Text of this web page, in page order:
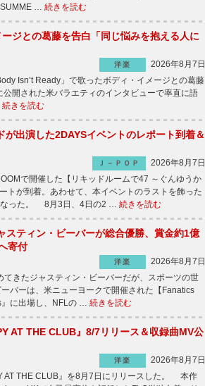
SUMME … 続きを読む
ジとの葛藤を告白「同じ悩みを抱える人に
洋楽
2026年8月7日
Isn’t Ready」で歌ったボディ・イメージとの葛藤
開された米バラエティのインタビューで率直に語
続きを読む
出演した2DAYSイベントのレポート到着＆
Ｊ－ＰＯＰ
2026年8月7日
で開催した【リキッドルームで47 ～ぐんゆうか
トが到着。あわせて、本イベントのラストを飾った
なった。 8月3日、4日の2 … 続きを読む
スティン・ビーバーが総合優勝、賞金約1億
寄付
洋楽
2026年8月7日
きたジャスティン・ビーバーだが、スポーツの世
バーは、米ニューヨークで開催された【Fanatics
』に出場し、NFLの … 続きを読む
AT THE CLUB』8/7リリース＆収録曲MV公
洋楽
2026年8月7日
AT THE CLUB』を8月7日にリリースした。 本作